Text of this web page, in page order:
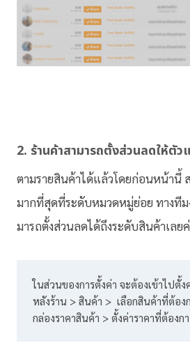
2. ร้านค้าสามารถตั้งส่วนลดให้ตัว
ตามรายสินค้าได้แล้วโดยก่อนหน้านี้
มากที่สุดที่ระดับหมวดหมู่ย่อย ทางทีม
มารถตั้งส่วนลดได้ถึงระดับสินค้าเลย
ในส่วนของการตั้งค่า จะต้องเข้าไปตั้
หลังร้าน > สินค้า >  เลือกสินค้าที่ต้อ
กล่องราคาสินค้า > ตั้งค่าราคาที่ต้องก